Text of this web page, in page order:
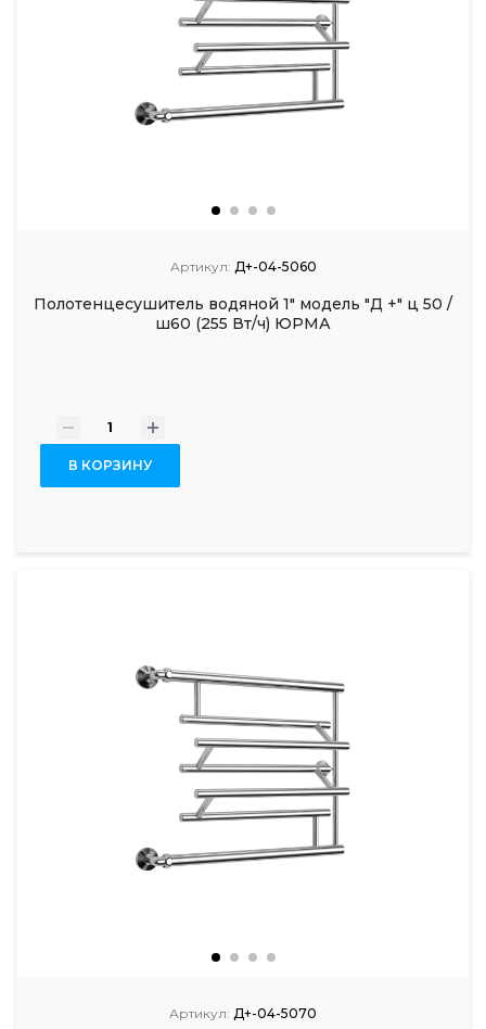
Артикул: Д+-04-5060
Полотенцесушитель водяной 1" модель "Д +" ц 50 /
ш60 (255 Вт/ч) ЮРМА
- +
В КОРЗИНУ
Артикул: Д+-04-5070